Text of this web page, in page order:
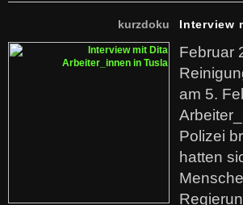
kurzdoku Interview
Februar
am 5.
Polizei
hatten